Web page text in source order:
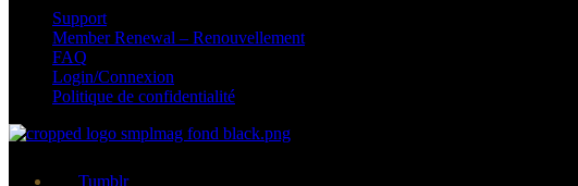
Support
Member Renewal – Renouvellement
FAQ
Login/Connexion
Politique de confidentialité
Tumblr